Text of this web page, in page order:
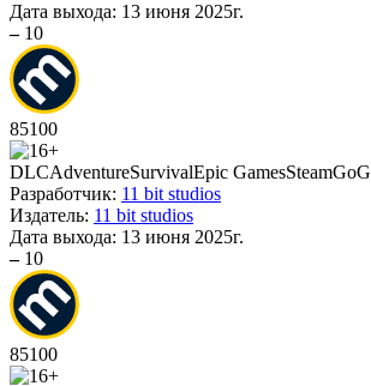
Дата выхода: 13 июня 2025г.
– 10
85100
DLCAdventureSurvivalEpic GamesSteamGoG
Разработчик: 11 bit studios
Издатель: 11 bit studios
Дата выхода: 13 июня 2025г.
– 10
85100